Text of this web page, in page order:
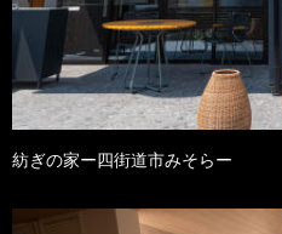
紡ぎの家ー四街道市みそらー